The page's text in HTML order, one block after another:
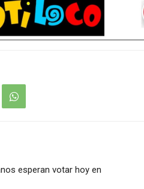
esperan votar hoy en